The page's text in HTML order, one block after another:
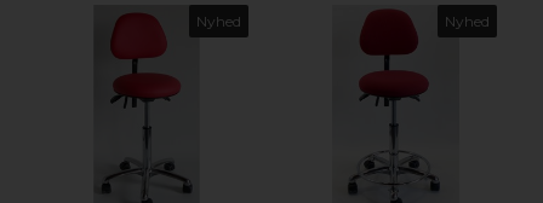
Nyhed Nyhed